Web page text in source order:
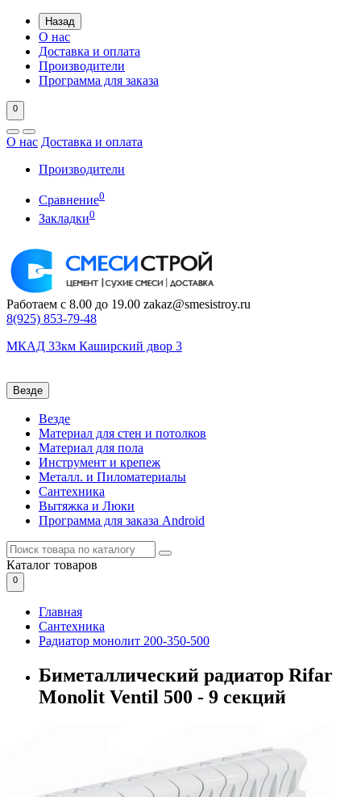
Назад
О нас
Доставка и оплата
Производители
Программа для заказа
0
О нас Доставка и оплата
Производители
Сравнение0
Закладки0
Работаем с 8.00 до 19.00 zakaz@smesistroy.ru
8(925) 853-79-48
МКАД 33км Каширский двор 3
Везде
Везде
Материал для стен и потолков
Материал для пола
Инструмент и крепеж
Металл. и Пиломатериалы
Сантехника
Вытяжка и Люки
Программа для заказа Android
Каталог товаров
0
Главная
Сантехника
Радиатор монолит 200-350-500
Биметаллический радиатор Rifar
Monolit Ventil 500 - 9 секций